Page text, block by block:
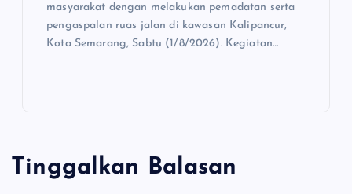
masyarakat dengan melakukan pemadatan serta
pengaspalan ruas jalan di kawasan Kalipancur,
Kota Semarang, Sabtu (1/8/2026). Kegiatan…
Tinggalkan Balasan